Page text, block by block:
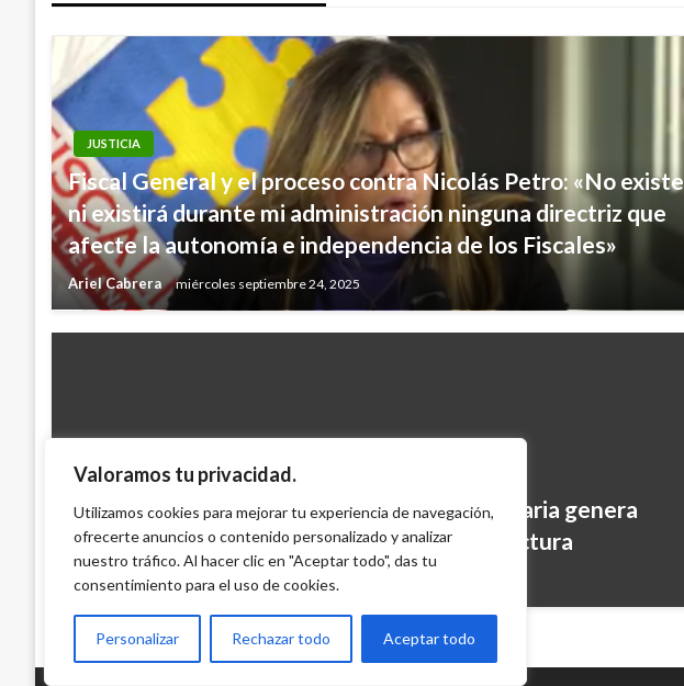
Valoramos tu privacidad.
Utilizamos cookies para mejorar tu experiencia de navegación,
ofrecerte anuncios o contenido personalizado y analizar
nuestro tráfico. Al hacer clic en "Aceptar todo", das tu
consentimiento para el uso de cookies.
Personalizar Rechazar todo Aceptar todo
JUSTICIA
Fiscal General y el proceso contra Nicolás Petro: «No existe
ni existirá durante mi administración ninguna directriz que
afecte la autonomía e independencia de los Fiscales»
Ariel Cabrera miércoles septiembre 24, 2025
NACIONAL
MinTransporte asegura que Reforma Tributaria genera
ingresos clave para desarrollo de infraestructura
Iván Briceño viernes diciembre 30, 2016